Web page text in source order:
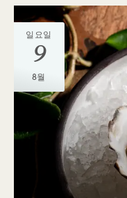
일요일
9
8월